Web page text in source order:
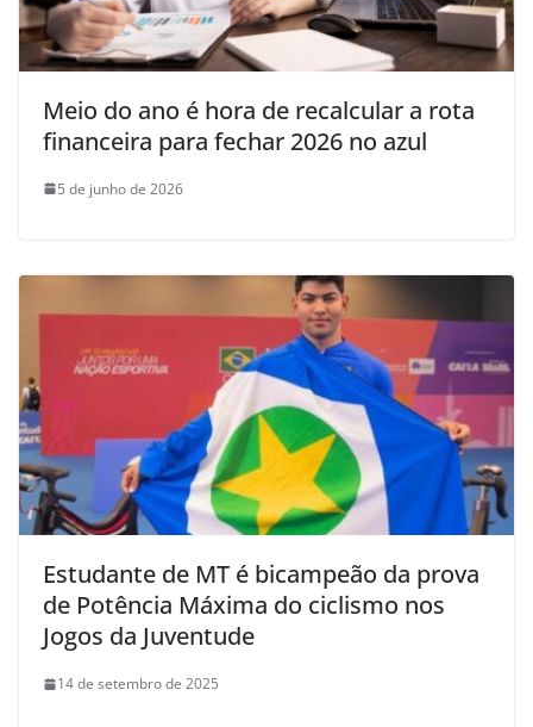
Meio do ano é hora de recalcular a rota
financeira para fechar 2026 no azul
5 de junho de 2026
Estudante de MT é bicampeão da prova
de Potência Máxima do ciclismo nos
Jogos da Juventude
14 de setembro de 2025